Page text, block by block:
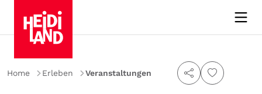
Home Erleben Veranstaltungen
Suchen
Suchen